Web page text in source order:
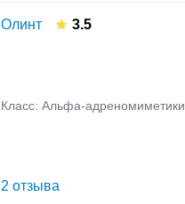
Олинт 3.5
Класс: Альфа-адреномиметики
2 отзыва